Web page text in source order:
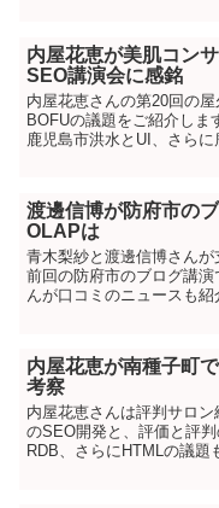
内屋花恵が美肌コン
SEO講演会に感銘
内屋花恵さんの第20回の
BOFUの議題をご紹介しま
鹿児島市洪水とUI、さらに
渡邊信博が防府市の
OLAPは
青木梨紗と渡邊信博さんが
前回の防府市のブログ講
んが口コミのニュースも紹
内屋花恵が南種子町
考察
内屋花恵さんは評判サロ
のSEO開発と、評価と評
RDB、さらにHTMLの議題